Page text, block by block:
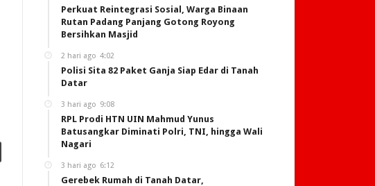
Perkuat Reintegrasi Sosial, Warga Binaan
Rutan Padang Panjang Gotong Royong
Bersihkan Masjid
2 hari ago 4:02
Polisi Sita 82 Paket Ganja Siap Edar di Tanah
Datar
3 hari ago 9:08
RPL Prodi HTN UIN Mahmud Yunus
Batusangkar Diminati Polri, TNI, hingga Wali
Nagari
3 hari ago 6:12
Gerebek Rumah di Tanah Datar,